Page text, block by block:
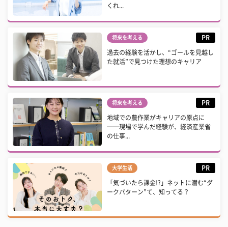
くれ...
将来を考える PR
過去の経験を活かし、“ゴールを見越し
た就活”で見つけた理想のキャリア
将来を考える PR
地域での農作業がキャリアの原点に
──現場で学んだ経験が、経済産業省
の仕事...
大学生活 PR
「気づいたら課金!?」ネットに潜む“ダ
ークパターン”て、知ってる？